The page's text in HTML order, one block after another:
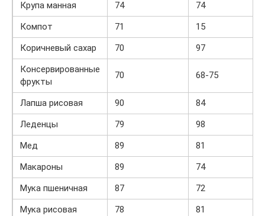
Крупа манная
74
74
Компот
71
15
Коричневый сахар
70
97
Консервированные
фрукты
70 68-75
Лапша рисовая 90
84
Леденцы
79
98
Мед
89
81
Макароны
89
74
Мука пшеничная
87
72
Мука рисовая
78
81